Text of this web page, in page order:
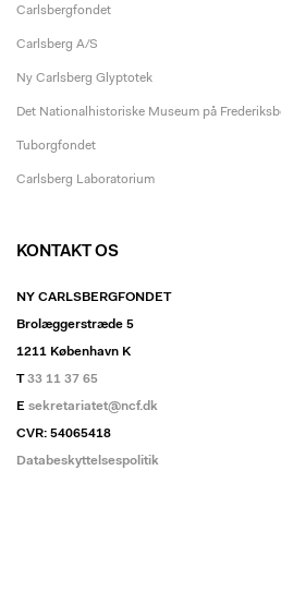
Carlsbergfondet
Carlsberg A/S
Ny Carlsberg Glyptotek
Det Nationalhistoriske Museum på
Tuborgfondet
Carlsberg Laboratorium
KONTAKT OS
NY CARLSBERGFONDET
Brolæggerstræde 5
1211 København K
T33 11 37 65
E sekretariatet@ncf.dk
CVR: 54065418
Databeskyttelsespolitik